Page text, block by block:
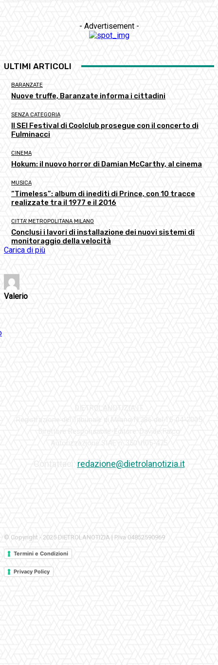
- Advertisement -
ULTIMI ARTICOLI
BARANZATE
Nuove truffe, Baranzate informa i cittadini
SENZA CATEGORIA
Il SEI Festival di Coolclub prosegue con il concerto di
Fulminacci
CINEMA
Hokum: il nuovo horror di Damian McCarthy, al cinema
MUSICA
“Timeless”: album di inediti di Prince, con 10 tracce
realizzate tra il 1977 e il 2016
CITTA' METROPOLITANA MILANO
Conclusi i lavori di installazione dei nuovi sistemi di
monitoraggio della velocità
Carica di più
Valerio
redazione@dietrolanotizia.it
© Copyright - 2025 DIETROLANOTIZIA | P.Iva 04852590969
Termini e Condizioni
Privacy Policy